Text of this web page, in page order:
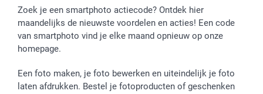
Zoek je een smartphoto actiecode? Ontdek hier
maandelijks de nieuwste voordelen en acties! Een code
van smartphoto vind je elke maand opnieuw op onze
homepage.
Een foto maken, je foto bewerken en uiteindelijk je foto
laten afdrukken. Bestel je fotoproducten of geschenken